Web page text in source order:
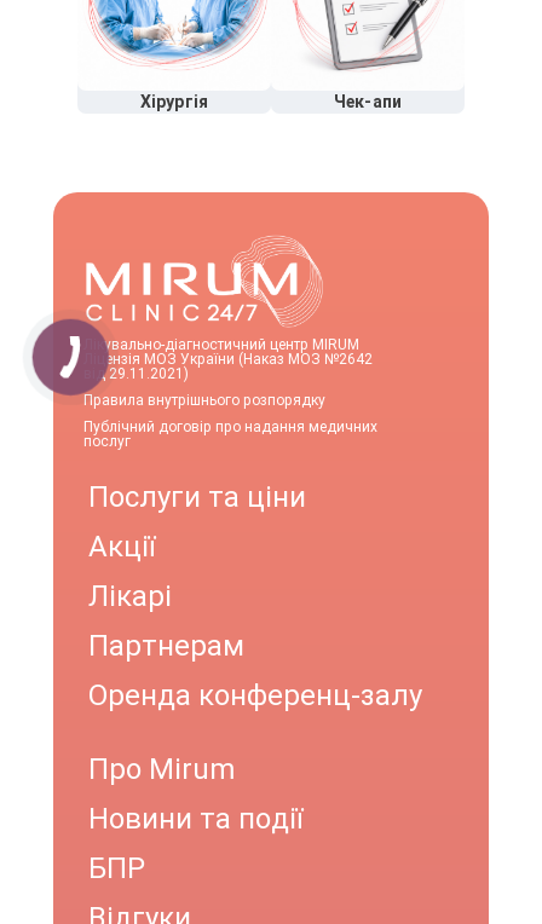
Хірургія Чек-апи
Лікувально-діагностичний центр MIRUM
Ліцензія МОЗ України (Наказ МОЗ №2642
від 29.11.2021)
Правила внутрішнього розпорядку
Публічний договір про надання медичних
послуг
Послуги та ціни
Акції
Лікарі
Партнерам
Оренда конференц-залу
Про Mirum
Новини та події
БПР